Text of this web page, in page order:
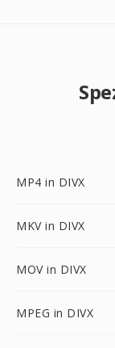
MP4 in DIVX
MKV in DIVX
MOV in DIVX
MPEG in DIVX